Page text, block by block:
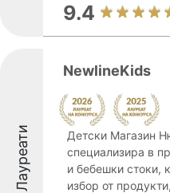
9.4
Лауреати
NewlineKids
Детски Магазин
специализира в
и бебешки стоки,
избор от